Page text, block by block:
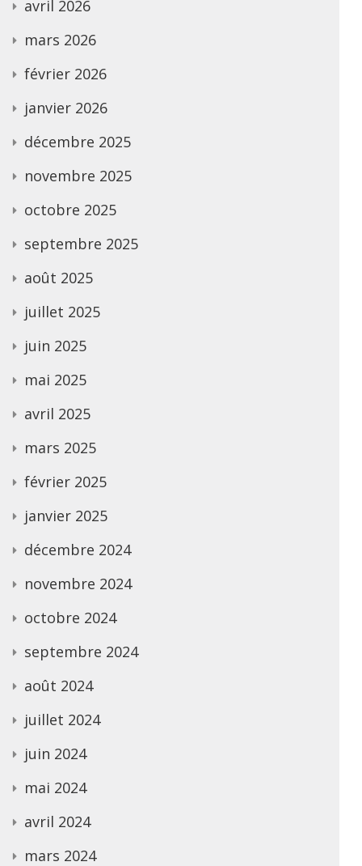
avril 2026
mars 2026
février 2026
janvier 2026
décembre 2025
novembre 2025
octobre 2025
septembre 2025
août 2025
juillet 2025
juin 2025
mai 2025
avril 2025
mars 2025
février 2025
janvier 2025
décembre 2024
novembre 2024
octobre 2024
septembre 2024
août 2024
juillet 2024
juin 2024
mai 2024
avril 2024
mars 2024